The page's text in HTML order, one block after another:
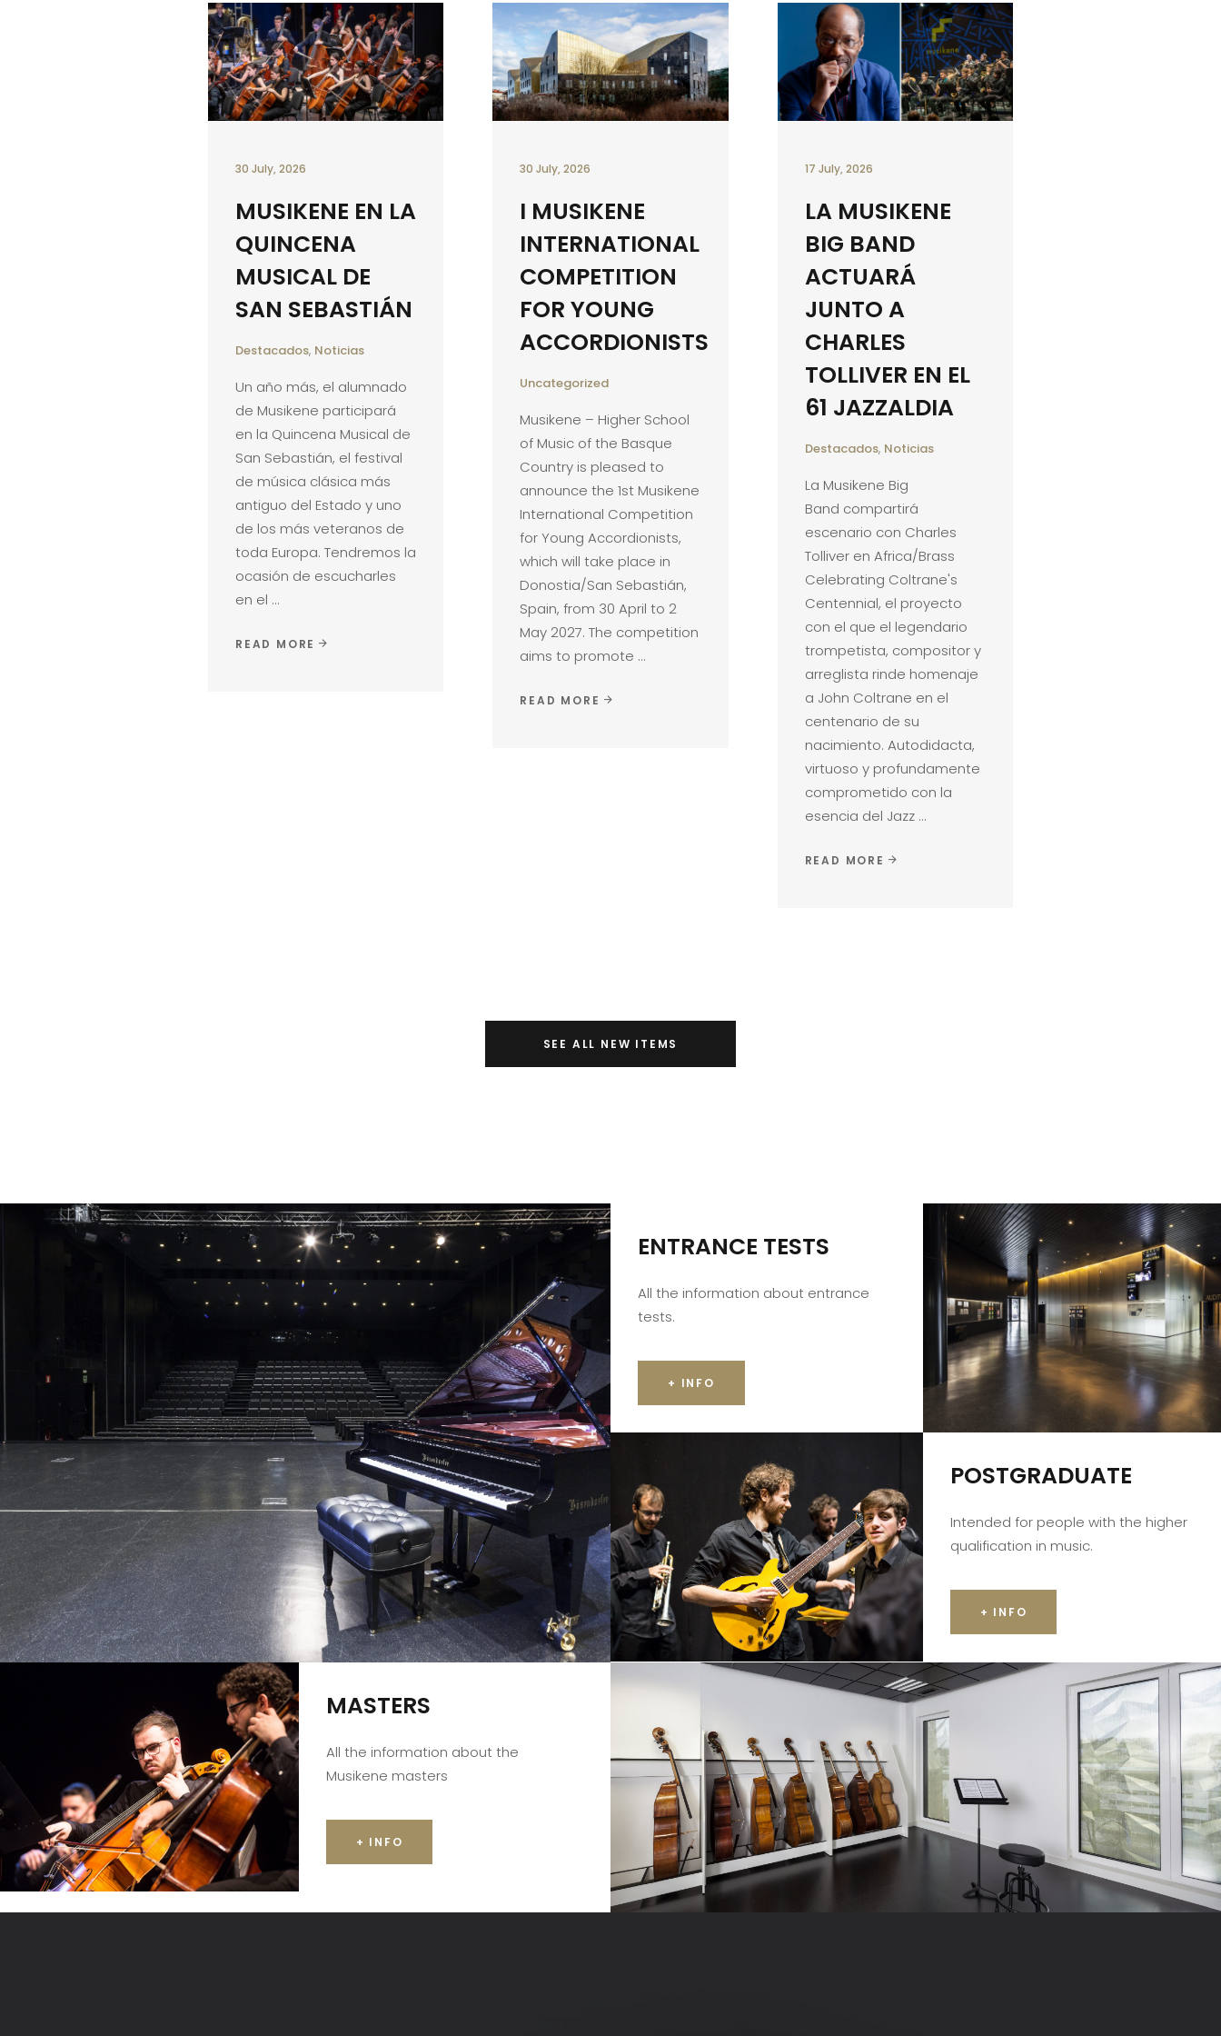
30 July, 2026
MUSIKENE EN LA
QUINCENA
MUSICAL DE
SAN SEBASTIÁN
Destacados, Noticias
Un año más, el alumnado
de Musikene participará
en la Quincena Musical de
San Sebastián, el festival
de música clásica más
antiguo del Estado y uno
de los más veteranos de
toda Europa. Tendremos la
ocasión de escucharles
en el
READ MORE
30 July, 2026
I MUSIKENE
INTERNATIONAL
COMPETITION
FOR YOUNG
ACCORDIONISTS
Uncategorized
Musikene – Higher School
of Music of the Basque
Country is pleased to
announce the 1st Musikene
International Competition
for Young Accordionists,
which will take place in
Donostia/San Sebastián,
Spain, from 30 April to 2
May 2027. The competition
aims to promote
READ MORE
17 July, 2026
LA MUSIKENE
BIG BAND
ACTUARÁ
JUNTO A
CHARLES
TOLLIVER EN EL
61 JAZZALDIA
Destacados, Noticias
La Musikene Big
Band compartirá
escenario con Charles
Tolliver en Africa/Brass
Celebrating Coltrane's
Centennial, el proyecto
con el que el legendario
trompetista, compositor y
arreglista rinde homenaje
a John Coltrane en el
centenario de su
nacimiento. Autodidacta,
virtuoso y profundamente
comprometido con la
esencia del Jazz
READ MORE
SEE ALL NEW ITEMS
ENTRANCE TESTS
All the information about entrance
tests.
+ INFO
POSTGRADUATE
Intended for people with the higher
qualification in music.
+ INFO
MASTERS
All the information about the
Musikene masters
+ INFO